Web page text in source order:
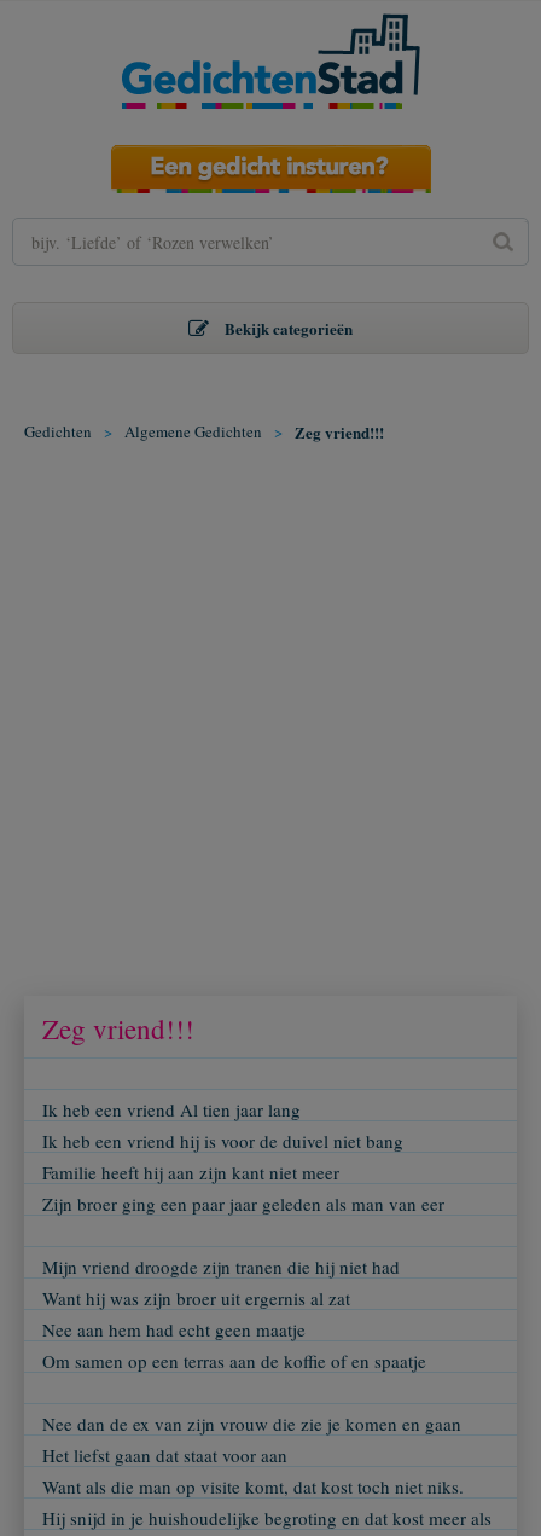
Bekijk categorieën
Gedichten > Algemene Gedichten > Zeg vriend!!!
Zeg vriend!!!
Ik heb een vriend Al tien jaar lang
Ik heb een vriend hij is voor de duivel niet bang
Familie heeft hij aan zijn kant niet meer
Zijn broer ging een paar jaar geleden als man van eer
Mijn vriend droogde zijn tranen die hij niet had
Want hij was zijn broer uit ergernis al zat
Nee aan hem had echt geen maatje
Om samen op een terras aan de koffie of en spaatje
Nee dan de ex van zijn vrouw die zie je komen en gaan
Het liefst gaan dat staat voor aan
Want als die man op visite komt, dat kost toch niet niks.
Hij snijd in je huishoudelijke begroting en dat kost meer als